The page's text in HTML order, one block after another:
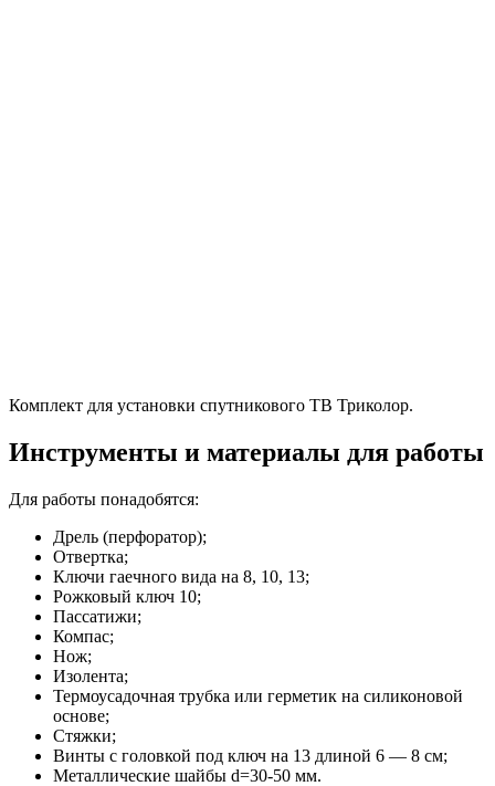
Комплект для установки спутникового ТВ Триколор.
Инструменты и материалы для работы
Для работы понадобятся:
Дрель (перфоратор);
Отвертка;
Ключи гаечного вида на 8, 10, 13;
Рожковый ключ 10;
Пассатижи;
Компас;
Нож;
Изолента;
Термоусадочная трубка или герметик на силиконовой
основе;
Стяжки;
Винты с головкой под ключ на 13 длиной 6 — 8 см;
Металлические шайбы d=30-50 мм.